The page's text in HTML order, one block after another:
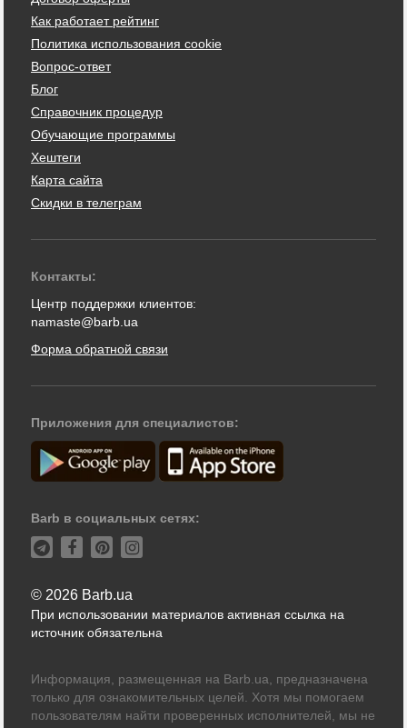
Как работает рейтинг
Политика использования cookie
Вопрос-ответ
Блог
Справочник процедур
Обучающие программы
Хештеги
Карта сайта
Скидки в телеграм
Контакты:
Центр поддержки клиентов:
namaste@barb.ua
Форма обратной связи
Приложения для специалистов:
Barb в социальных сетях:
© 2026 Barb.ua
При использовании материалов активная ссылка на
источник обязательна
Информация, размещенная на Barb.ua, предназначена
только для ознакомительных целей. Хотя мы помогаем
пользователям найти проверенных исполнителей, мы не